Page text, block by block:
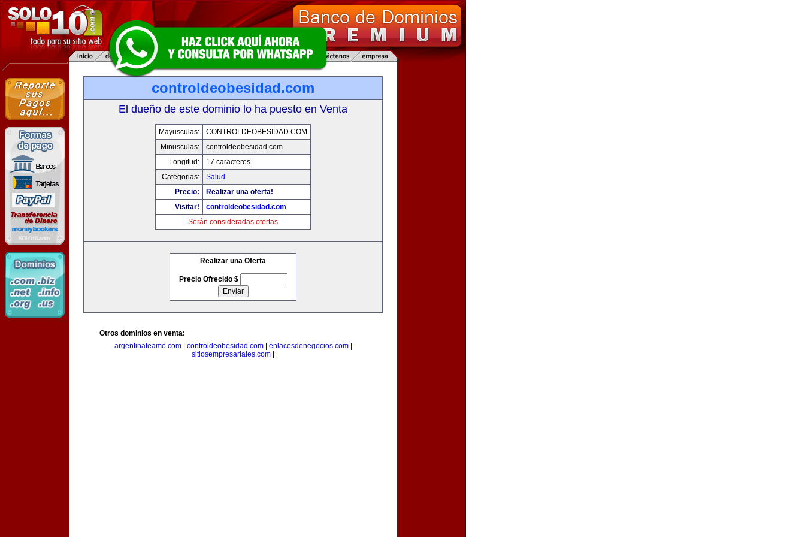
controldeobesidad.com
El dueño de este dominio lo ha puesto en Venta
Mayusculas:
CONTROLDEOBESIDAD.COM
Minusculas:
controldeobesidad.com
Longitud:
17 caracteres
Categorias:
Salud
Precio:
Realizar una oferta!
Visitar!
controldeobesidad.com
Serán consideradas ofertas
Realizar una Oferta
Precio Ofrecido $
Otros dominios en venta:
argentinateamo.com| controldeobesidad.com| enlacesdenegocios.com|
sitiosempresariales.com